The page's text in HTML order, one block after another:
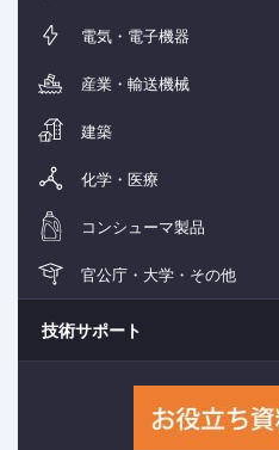
電気・電子機器
産業・輸送機械
建築
化学・医療
コンシューマ製品
官公庁・大学・その他
技術サポート